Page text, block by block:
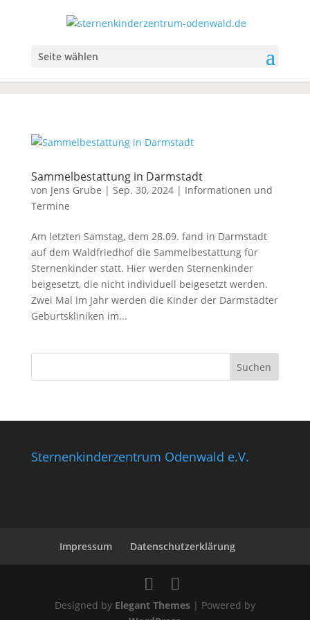
Seite wählen
Sammelbestattung in Darmstadt
von Jens Grube | Sep. 30, 2024| Informationen und
Termine
Am letzten Samstag, dem 28.09. fand in Darmstadt
auf dem Waldfriedhof die Sammelbestattung für
Sternenkinder statt. Hier werden Sternenkinder
beigesetzt, die nicht individuell beigesetzt werden.
Zwei Mal im Jahr werden die Kinder der Darmstädter
Geburtskliniken im...
Sternenkinderzentrum Odenwald e.V.
Impressum Datenschutzerklärung
Designed by Elegant Themes| Powered by